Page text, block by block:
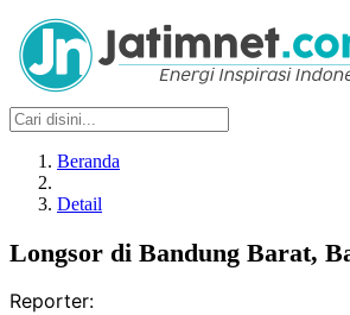
Beranda
Detail
Longsor di Bandung Barat,
Reporter: